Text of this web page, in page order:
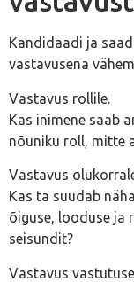
Kandidaadi ja
vastavusena
Vastavus rollile.
Kas inimene saab
nõuniku roll, mitte
Vastavus
Kas ta suudab
õiguse, looduse ja
seisundit?
Vastavus